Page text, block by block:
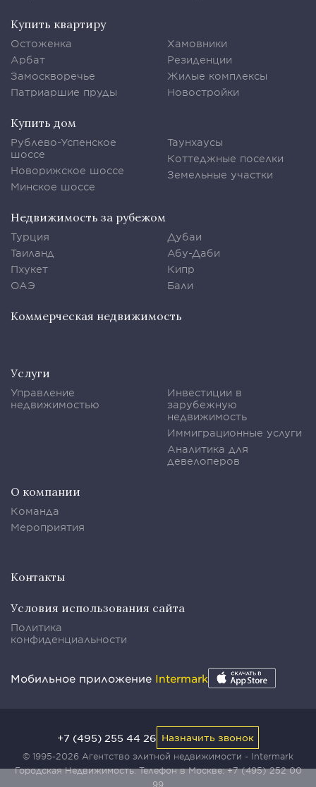
Купить квартиру
Остоженка
Арбат
Замоскворечье
Патриаршие пруды
Хамовники
Резиденции
Жилые комплексы
Новостройки
Купить дом
Рублево-Успенское
шоссе
Новорижское шоссе
Минское шоссе
Таунхаусы
Коттеджные поселки
Земельные участки
Недвижимость за рубежом
Турция
Таиланд
Пхукет
ОАЭ
Дубаи
Абу-Даби
Кипр
Бали
Коммерческая недвижимость
Услуги
Управление
недвижимостью
Инвестиции в
зарубежную
недвижимость
Иммиграционные услуги
Аналитика для
девелоперов
О компании
Команда
Мероприятия
Контакты
Условия использования сайта
Политика
конфиденциальности
Мобильное приложение Intermark
© 1995-2026 Агентство элитной недвижимости - Intermark
Городская Недвижимость. Телефон в Москве:+7 (495) 252 00
99
+7 (495) 255 44 26 Назначить звонок